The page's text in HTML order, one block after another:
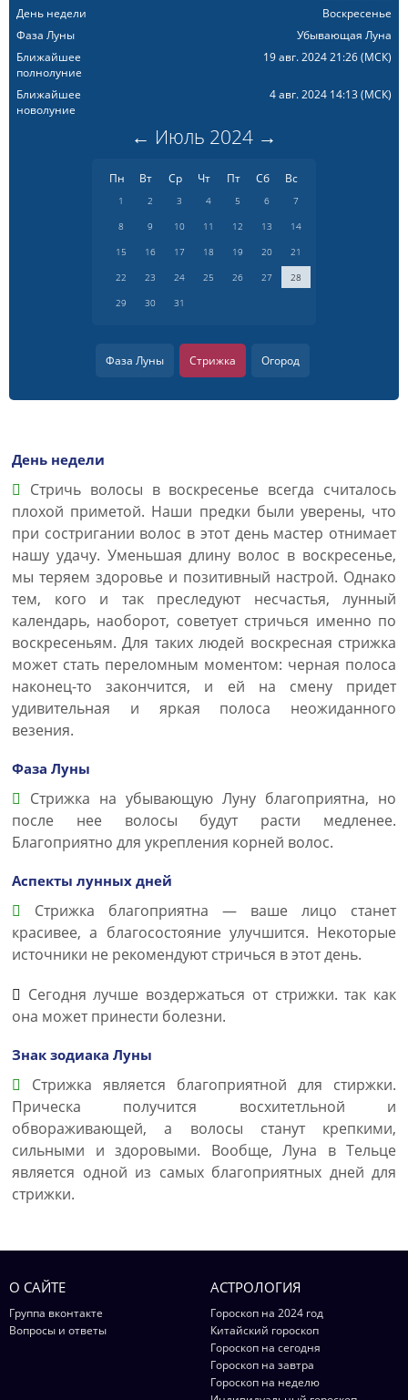
День недели
Воскресенье
Фаза Луны
Убывающая Луна
Ближайшее
полнолуние
19 авг. 2024 21:26(МСК)
Ближайшее
новолуние
4 авг. 2024 14:13(МСК)
← Июль 2024 →
Пн Вт Ср Чт Пт Сб Вс
1 2 3 4 5 6
7
8
9 10 11 12 13
14
15
16 17 18 19 20
21
22
23 24 25 26 27
28
29
30 31
Фаза Луны Стрижка Огород
День недели
Стричь волосы в воскресенье всегда считалось
плохой приметой. Наши предки были уверены, что
при состригании волос в этот день мастер отнимает
нашу удачу. Уменьшая длину волос в воскресенье,
мы теряем здоровье и позитивный настрой. Однако
тем, кого и так преследуют несчастья, лунный
календарь, наоборот, советует стричься именно по
воскресеньям. Для таких людей воскресная стрижка
может стать переломным моментом: черная полоса
наконец-то закончится, и ей на смену придет
удивительная и яркая полоса неожиданного
везения.
Фаза Луны
Стрижка на убывающую Луну благоприятна, но
после нее волосы будут расти медленее.
Благоприятно для укрепления корней волос.
Аспекты лунных дней
Стрижка благоприятна — ваше лицо станет
красивее, а благосостояние улучшится. Некоторые
источники не рекомендуют стричься в этот день.
Сегодня лучше воздержаться от стрижки. так как
она может принести болезни.
Знак зодиака Луны
Стрижка является благоприятной для стиржки.
Прическа получится восхитетльной и
обвораживающей, а волосы станут крепкими,
сильными и здоровыми. Вообще, Луна в Тельце
является одной из самых благоприятных дней для
стрижки.
О САЙТЕ
Группа вконтакте
Вопросы и ответы
АСТРОЛОГИЯ
Гороскоп на 2024 год
Китайский гороскоп
Гороскоп на сегодня
Гороскоп на завтра
Гороскоп на неделю